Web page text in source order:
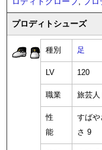
プロディトシューズ
種別 足
LV 120
職業 旅芸人
性
能
すばや
さ 9